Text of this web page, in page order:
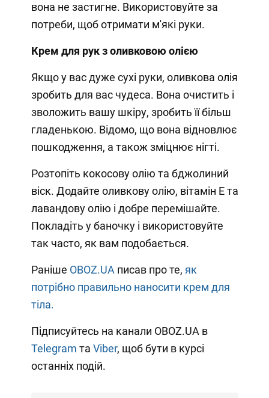
вона не застигне. Використовуйте за
потреби, щоб отримати м'які руки.
Крем для рук з оливковою олією
Якщо у вас дуже сухі руки, оливкова олія
зробить для вас чудеса. Вона очистить і
зволожить вашу шкіру, зробить її більш
гладенькою. Відомо, що вона відновлює
пошкодження, а також зміцнює нігті.
Розтопіть кокосову олію та бджолиний
віск. Додайте оливкову олію, вітамін Е та
лавандову олію і добре перемішайте.
Покладіть у баночку і використовуйте
так часто, як вам подобається.
Раніше OBOZ.UA писав про те, як
потрібно правильно наносити крем для
тіла.
Підписуйтесь на канали OBOZ.UA в
Telegram та Viber, щоб бути в курсі
останніх подій.